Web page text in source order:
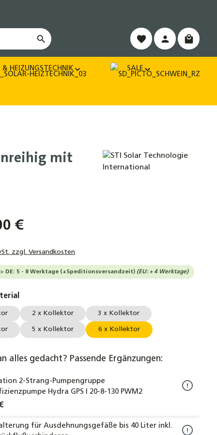
& HEIZUNGSTECHNIK SALE
mit
€
zzgl. Versandkosten
DE: 5 - 8 Werktage (+Speditionsversandzeit) (EU: + 4 Werktage)
2 x Kollektor 3 x Kollektor
5 x Kollektor 6 x Kollektor
alles gedacht? Passende Ergänzungen:
2-Strang-Pumpengruppe
Hydra GPS I 20-8-130 PWM2
für Ausdehnungsgefäße bis 40 Liter inkl.